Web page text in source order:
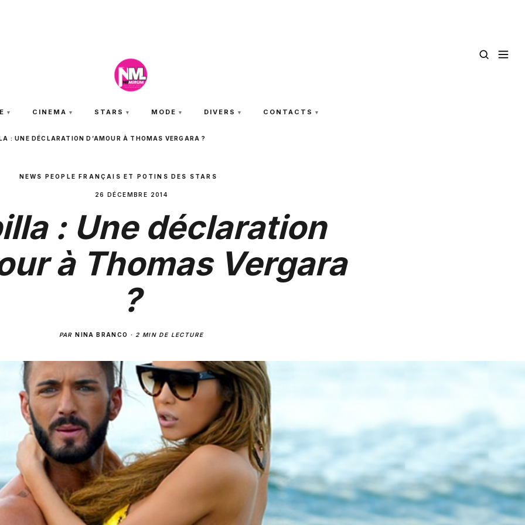
CINEMA STARS MODE DIVERS CONTACTS
: UNE DÉCLARATION D’AMOUR À THOMAS VERGARA ?
NEWS PEOPLE FRANÇAIS ET POTINS DES STARS
26 DÉCEMBRE 2014
: Une déclaration
à Thomas Vergara
?
PARNINA BRANCO · 2 MIN DE LECTURE